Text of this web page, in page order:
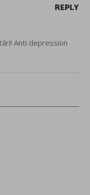
REPLY
Anti depression